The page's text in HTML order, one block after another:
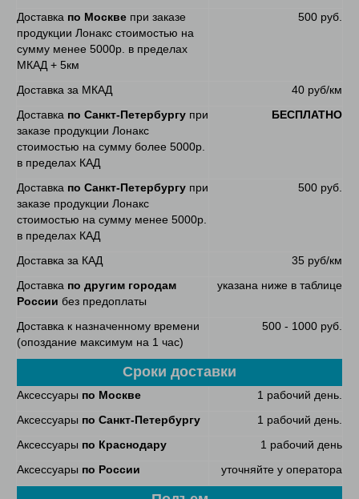
Доставка по Москве при заказе
продукции Лонакс стоимостью на
сумму менее 5000р. в пределах
МКАД + 5км
500 руб.
Доставка за МКАД
40 руб/км
Доставка по Санкт-Петербургу при
заказе продукции Лонакс
стоимостью на сумму более 5000р.
в пределах КАД
БЕСПЛАТНО
Доставка по Санкт-Петербургу при
заказе продукции Лонакс
стоимостью на сумму менее 5000р.
в пределах КАД
500 руб.
Доставка за КАД
35 руб/км
Доставка по другим городам
России без предоплаты
указана ниже в таблице
Доставка к назначенному времени
(опоздание максимум на 1 час)
500 - 1000 руб.
Сроки доставки
Аксессуары по Москве
1 рабочий день.
Аксессуары по Санкт-Петербургу
1 рабочий день.
Аксессуары по Краснодару
1 рабочий день
Аксессуары по России уточняйте у оператора